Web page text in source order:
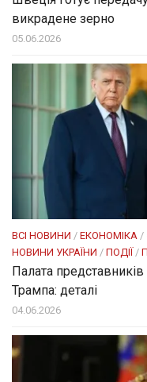
викрадене зерно
05.06.2026
ВСІ НОВИНИ / ЕКОНОМІКА /
НОВИНИ УКРАЇНИ / ПОДІЇ /
Палата
Трампа: деталі
04.06.2026